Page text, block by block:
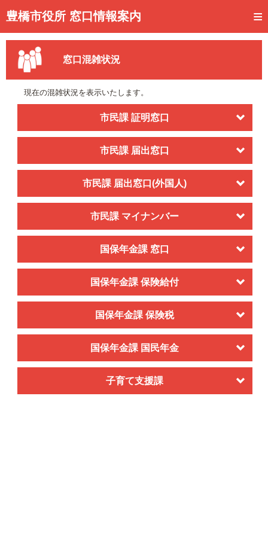
豊橋市役所 窓口情報案内
トップページ
事前予約
予約状況確認
待ち状況確認
交付状況確認
メール通知登録
混雑予想カレンダー
窓口混雑状況
現在の混雑状況を表示いたします。
市民課 証明窓口
市民課 届出窓口
市民課 届出窓口(外国人)
市民課 マイナンバー
国保年金課 窓口
国保年金課 保険給付
国保年金課 保険税
国保年金課 国民年金
子育て支援課